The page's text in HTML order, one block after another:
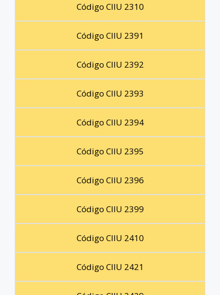
Código CIIU 2310
Código CIIU 2391
Código CIIU 2392
Código CIIU 2393
Código CIIU 2394
Código CIIU 2395
Código CIIU 2396
Código CIIU 2399
Código CIIU 2410
Código CIIU 2421